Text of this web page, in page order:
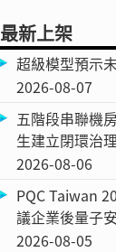
最新上架
超級模型預示
2026-08-07
五階段串聯機
生建立閉環治理
2026-08-06
PQC Taiwan
議企業後量子
2026-08-05